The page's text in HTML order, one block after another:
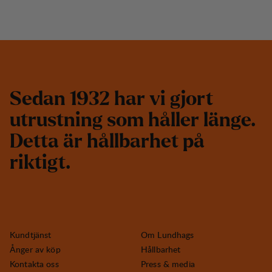
Sedan 1932 har vi gjort
utrustning som håller länge.
Detta är hållbarhet på
riktigt.
Kundtjänst
Ånger av köp
Kontakta oss
Om Lundhags
Hållbarhet
Press & media